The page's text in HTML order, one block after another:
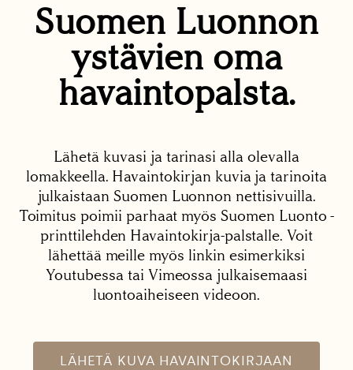
Suomen Luonnon
ystävien oma
havaintopalsta.
Lähetä kuvasi ja tarinasi alla olevalla
lomakkeella. Havaintokirjan kuvia ja tarinoita
julkaistaan Suomen Luonnon nettisivuilla.
Toimitus poimii parhaat myös Suomen Luonto -
printtilehden Havaintokirja-palstalle. Voit
lähettää meille myös linkin esimerkiksi
Youtubessa tai Vimeossa julkaisemaasi
luontoaiheiseen videoon.
LÄHETÄ KUVA HAVAINTOKIRJAAN